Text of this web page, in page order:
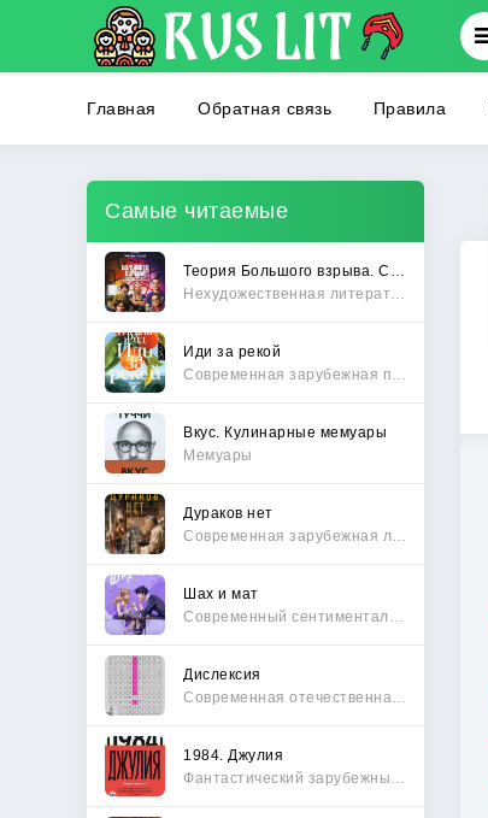
Главная Обратная связь Правила
Самые читаемые
Иди за рекой
Вкус. Кулинарные мемуары
Мемуары
Дураков нет
Шах и мат
Дислексия
1984. Джулия